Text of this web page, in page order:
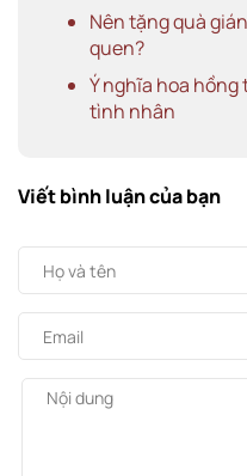
Nên tặng quà
quen?
Ý nghĩa hoa hồng
tình nhân
Viết bình luận của bạn